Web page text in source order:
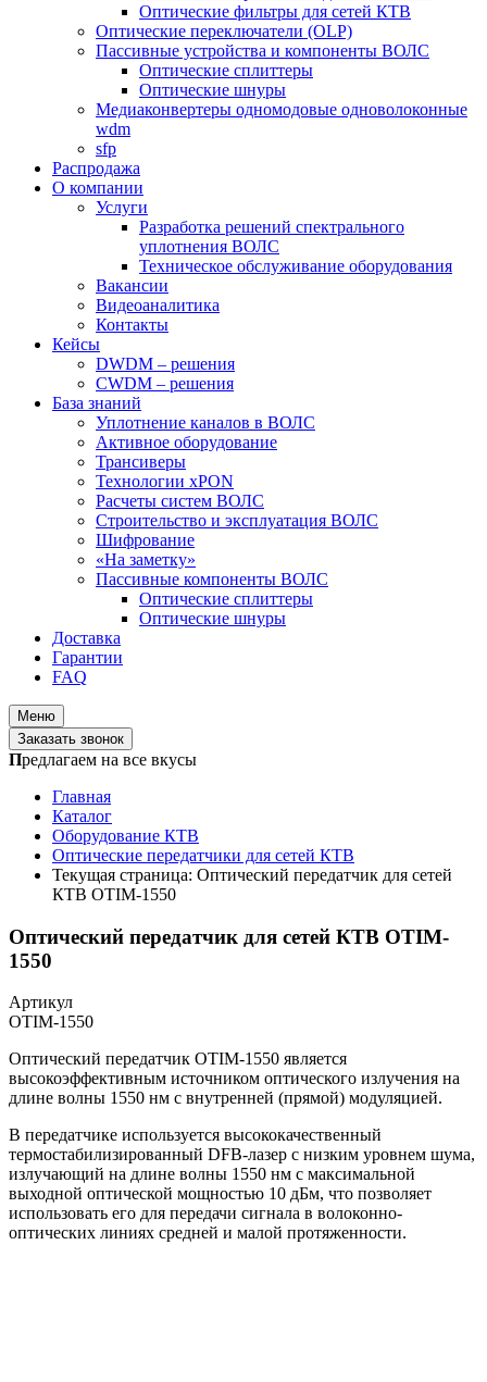
Оптические фильтры для сетей КТВ
Оптические переключатели (OLP)
Пассивные устройства и компоненты ВОЛС
Оптические сплиттеры
Оптические шнуры
Медиаконвертеры одномодовые одноволоконные
wdm
sfp
Распродажа
О компании
Услуги
Разработка решений спектрального
уплотнения ВОЛС
Техническое обслуживание оборудования
Вакансии
Видеоаналитика
Контакты
Кейсы
DWDM – решения
CWDM – решения
База знаний
Уплотнение каналов в ВОЛС
Активное оборудование
Трансиверы
Технологии xPON
Расчеты систем ВОЛС
Строительство и эксплуатация ВОЛС
Шифрование
«На заметку»
Пассивные компоненты ВОЛС
Оптические сплиттеры
Оптические шнуры
Доставка
Гарантии
FAQ
Меню
Заказать звонок
Предлагаем на все вкусы
Главная
Каталог
Оборудование КТВ
Оптические передатчики для сетей КТВ
Текущая страница: Оптический передатчик для сетей
КТВ OTIM-1550
Оптический передатчик для сетей КТВ OTIM-
1550
Артикул
OTIM-1550
Оптический передатчик OTIM-1550 является
высокоэффективным источником оптического излучения на
длине волны 1550 нм с внутренней (прямой) модуляцией.
В передатчике используется высококачественный
термостабилизированный DFB-лазер с низким уровнем шума,
излучающий на длине волны 1550 нм с максимальной
выходной оптической мощностью 10 дБм, что позволяет
использовать его для передачи сигнала в волоконно-
оптических линиях средней и малой протяженности.